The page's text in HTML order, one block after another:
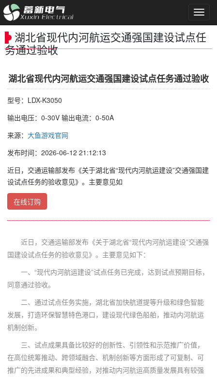
导
航
菜
单
湖北省现代内河航运交通强国建设试点任
务通过验收
湖北省现代内河航运交通强国建设试点任务通过验收
型号：LDX-K3050
输出电压：0-30V 输出电流：0-50A
来源： 大鱼游戏官网
发布时间：2026-06-12 21:12:13
近日，交通运输部发布《关于湖北省“现代内河航运建设”交通强国建
设试点任务的验收意见》。主要意见如
在线订购
近日，交通运输部发布《关于湖北省“现代内河航运建设”交通强
国建设试点任务的验收意见》。主要意见如下：
一、“现代内河航运建设”试点任务已完成，达到试点预期目标，
同意通过验收。
二、通过试点任务实施，湖北省加快航道提等升级和绿色智能
发展，打造环保智慧特色港口，建设现代绿色船舶，推动内河航运
机制创新。
三、试点成果具备比较好的创新性、引领性和示范推广价值，
在高位统筹推动、跨领域融合、机制创新等方面形成了可复制、可
推广的先进成果和典型经验，对推动内河航运高质量发展具有较强